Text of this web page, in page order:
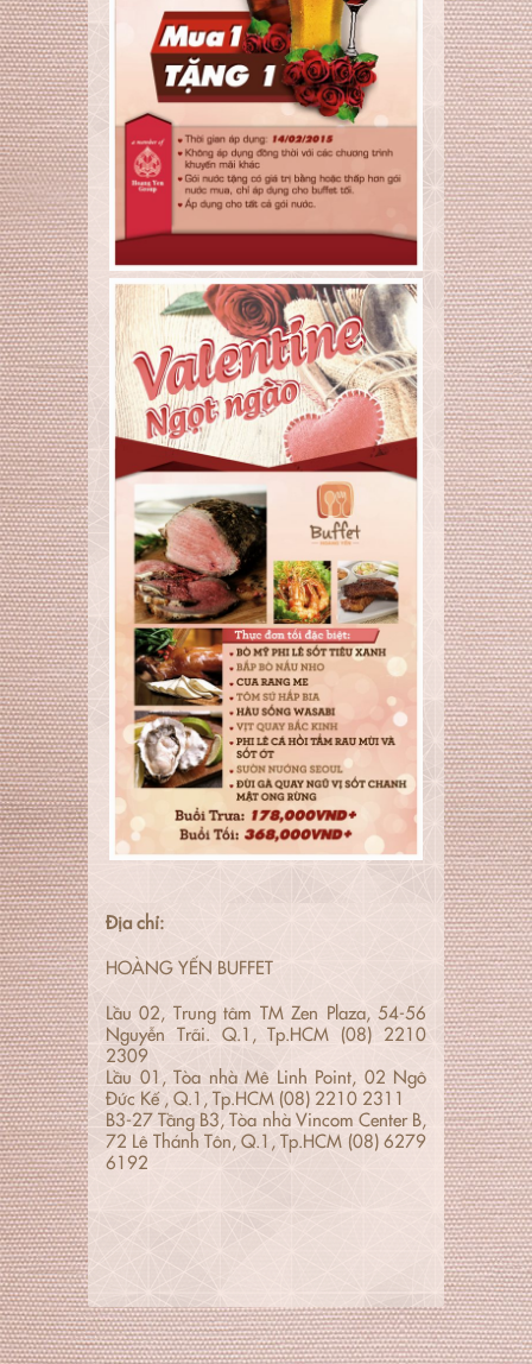
Địa chỉ:
HOÀNG YẾN BUFFET
Lầu 02, Trung tâm TM Zen Plaza, 54-56
Nguyễn Trãi. Q.1, Tp.HCM (08) 2210
2309
Lầu 01, Tòa nhà Mê Linh Point, 02 Ngô
Đức Kế , Q.1, Tp.HCM (08) 2210 2311
B3-27 Tầng B3, Tòa nhà Vincom Center B,
72 Lê Thánh Tôn, Q.1, Tp.HCM (08) 6279
6192